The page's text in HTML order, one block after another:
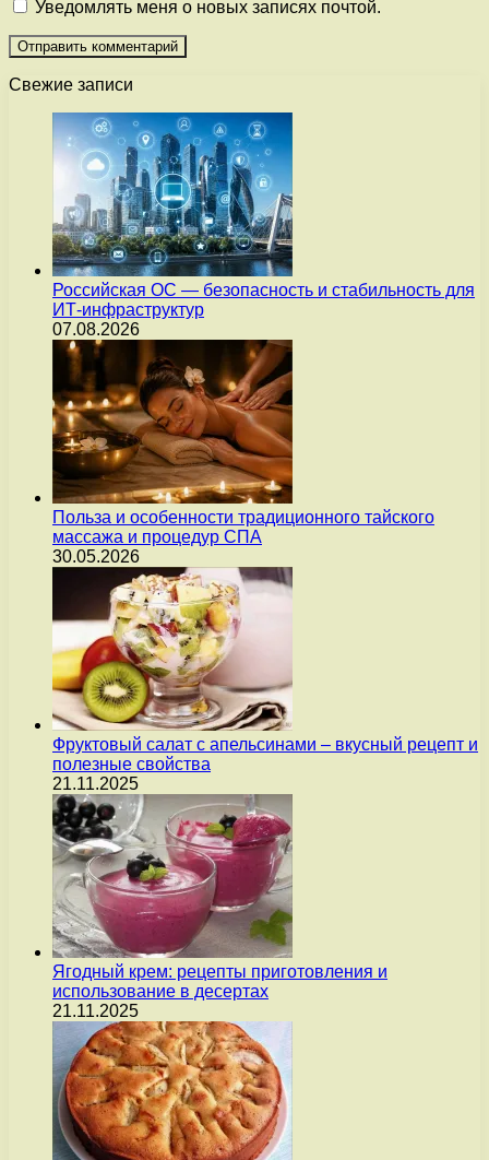
Уведомлять меня о новых записях почтой.
Свежие записи
Российская ОС — безопасность и стабильность для
ИТ-инфраструктур
07.08.2026
Польза и особенности традиционного тайского
массажа и процедур СПА
30.05.2026
Фруктовый салат с апельсинами – вкусный рецепт и
полезные свойства
21.11.2025
Ягодный крем: рецепты приготовления и
использование в десертах
21.11.2025